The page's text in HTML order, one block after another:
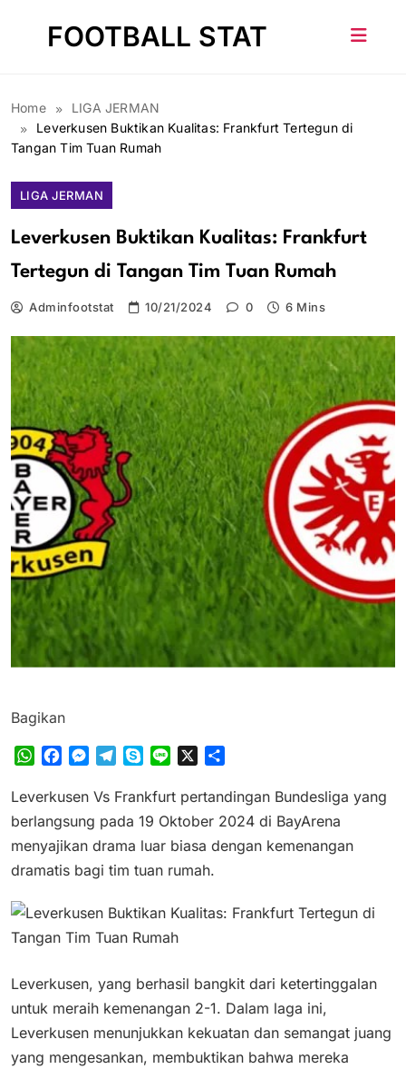
FOOTBALL STAT
Home
LIGA JERMAN
Leverkusen Buktikan Kualitas: Frankfurt Tertegun di
Tangan Tim Tuan Rumah
LIGA JERMAN
Leverkusen Buktikan Kualitas: Frankfurt
Tertegun di Tangan Tim Tuan Rumah
Adminfootstat 10/21/2024 0 6 Mins
Bagikan
WhatsApp
FacebookMessenger
TelegramSkypeLine
Leverkusen Vs Frankfurt pertandingan Bundesliga yang
berlangsung pada 19 Oktober 2024 di BayArena
menyajikan drama luar biasa dengan kemenangan
dramatis bagi tim tuan rumah.
Leverkusen, yang berhasil bangkit dari ketertinggalan
untuk meraih kemenangan 2-1. Dalam laga ini,
Leverkusen menunjukkan kekuatan dan semangat juang
yang mengesankan, membuktikan bahwa mereka